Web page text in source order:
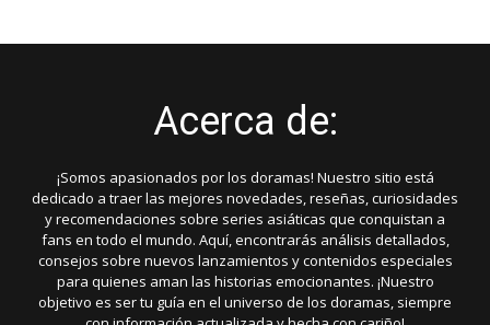
Acerca de:
¡Somos apasionados por los doramas! Nuestro sitio está
dedicado a traer las mejores novedades, reseñas, curiosidades
y recomendaciones sobre series asiáticas que conquistan a
fans en todo el mundo. Aquí, encontrarás análisis detallados,
consejos sobre nuevos lanzamientos y contenidos especiales
para quienes aman las historias emocionantes. ¡Nuestro
objetivo es ser tu guía en el universo de los doramas, siempre